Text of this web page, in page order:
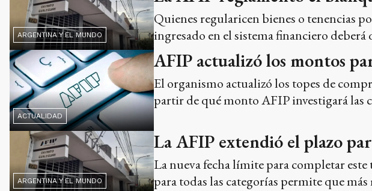
ARGENTINA Y EL MUNDO
Quienes regularicen bienes o tenencias
ingresado en el sistema financiero
ACTUALIDAD
AFIP actualizó los montos
El organismo actualizó los topes de
partir de qué monto AFIP investigará las
ARGENTINA Y EL MUNDO
La AFIP extendió el plazo
La nueva fecha límite para completar
para todas las categorías permite que